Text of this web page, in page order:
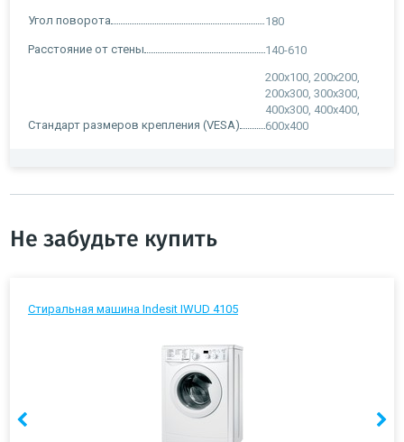
Угол поворота 180
Расстояние от стены 140-610
Стандарт размеров крепления (VESA)
200x100, 200x200,
200x300, 300x300,
400x300, 400x400,
600x400
Не забудьте купить
Стиральная машина Indesit IWUD 4105